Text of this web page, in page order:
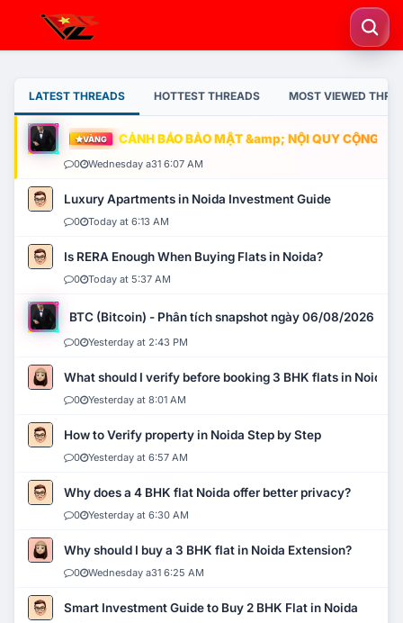
LATEST THREADS HOTTEST THREADS MOST VIEWED
VÀNG CẢNH BÁO BẢO MẬT &amp; NỘI QUY CỘNG
0 Wednesday a31 6:07 AM
Luxury Apartments in Noida Investment Guide
0 Today at 6:13 AM
Is RERA Enough When Buying Flats in Noida?
0 Today at 5:37 AM
BTC (Bitcoin) - Phân tích snapshot ngày 06/08/2026
0 Yesterday at 2:43 PM
What should I verify before booking 3 BHK flats in Noida?
0 Yesterday at 8:01 AM
How to Verify property in Noida Step by Step
0 Yesterday at 6:57 AM
Why does a 4 BHK flat Noida offer better privacy?
0 Yesterday at 6:30 AM
Why should I buy a 3 BHK flat in Noida Extension?
0 Wednesday a31 6:25 AM
Smart Investment Guide to Buy 2 BHK Flat in Noida